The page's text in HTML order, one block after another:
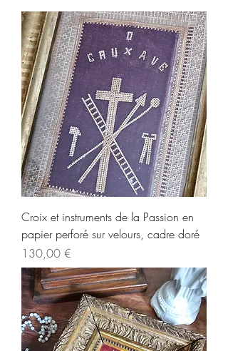
Croix et instruments de la Passion en
papier perforé sur velours, cadre doré
Prix
130,00 €